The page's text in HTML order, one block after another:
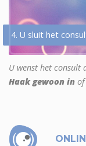
4. U sluit het
U wenst het consult
Haak gewoon in of